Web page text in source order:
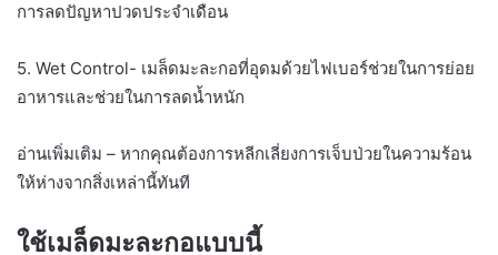
การลดปัญหาปวดประจำเดือน
5. Wet Control- เมล็ดมะละกอที่อุดมด้วยไฟเบอร์ช่วยในการย่อย
อาหารและช่วยในการลดน้ำหนัก
อ่านเพิ่มเติม – หากคุณต้องการหลีกเลี่ยงการเจ็บป่วยในความร้อน
ให้ห่างจากสิ่งเหล่านี้ทันที
ใช้เมล็ดมะละกอแบบนี้